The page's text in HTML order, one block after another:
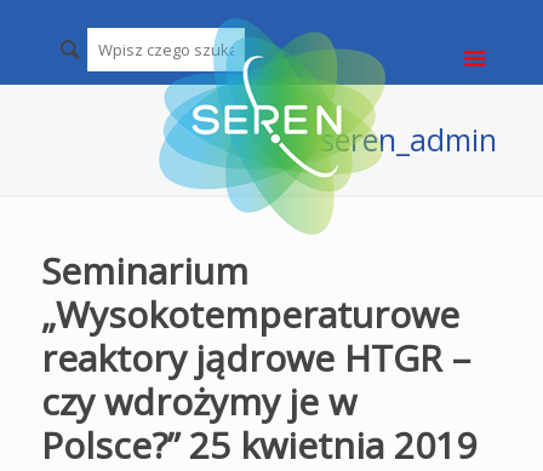
seren_admin
Seminarium
„Wysokotemperaturowe
reaktory jądrowe HTGR –
czy wdrożymy je w
Polsce?” 25 kwietnia 2019